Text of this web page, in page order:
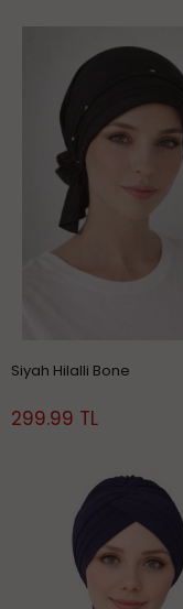
Siyah Hilalli Bone
299.99 TL